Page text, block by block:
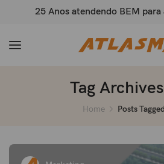
25 Anos atendendo BEM para
Tag
Home Posts